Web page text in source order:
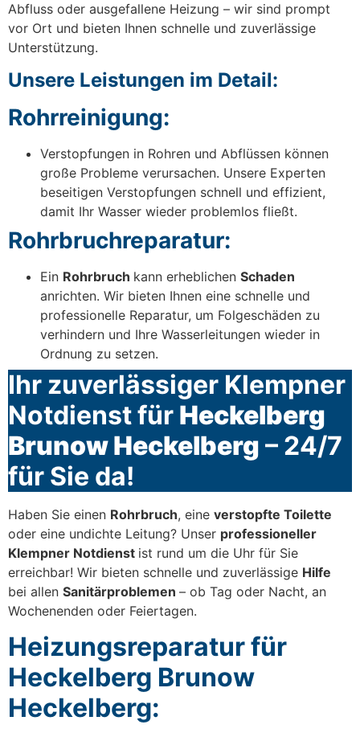
Abfluss oder ausgefallene Heizung – wir sind prompt
vor Ort und bieten Ihnen schnelle und zuverlässige
Unterstützung.
Unsere Leistungen im Detail:
Rohrreinigung:
Verstopfungen in Rohren und Abflüssen können
große Probleme verursachen. Unsere Experten
beseitigen Verstopfungen schnell und effizient,
damit Ihr Wasser wieder problemlos fließt.
Rohrbruchreparatur:
Ein Rohrbruch kann erheblichen Schaden
anrichten. Wir bieten Ihnen eine schnelle und
professionelle Reparatur, um Folgeschäden zu
verhindern und Ihre Wasserleitungen wieder in
Ordnung zu setzen.
Ihr zuverlässiger Klempner
Notdienst für Heckelberg
Brunow Heckelberg – 24/7
für Sie da!
Haben Sie einen Rohrbruch, eine verstopfte Toilette
oder eine undichte Leitung? Unser professioneller
Klempner Notdienst ist rund um die Uhr für Sie
erreichbar! Wir bieten schnelle und zuverlässige Hilfe
bei allen Sanitärproblemen – ob Tag oder Nacht, an
Wochenenden oder Feiertagen.
Heizungsreparatur für
Heckelberg Brunow
Heckelberg: